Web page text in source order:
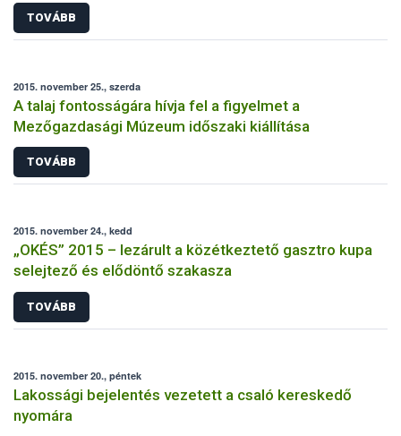
TOVÁBB
2015. november 25., szerda
A talaj fontosságára hívja fel a figyelmet a
Mezőgazdasági Múzeum időszaki kiállítása
TOVÁBB
2015. november 24., kedd
„OKÉS” 2015 – lezárult a közétkeztető gasztro kupa
selejtező és elődöntő szakasza
TOVÁBB
2015. november 20., péntek
Lakossági bejelentés vezetett a csaló kereskedő
nyomára